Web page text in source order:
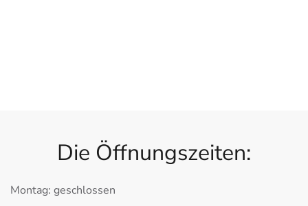
Die Öffnungszeiten:
Montag: geschlossen